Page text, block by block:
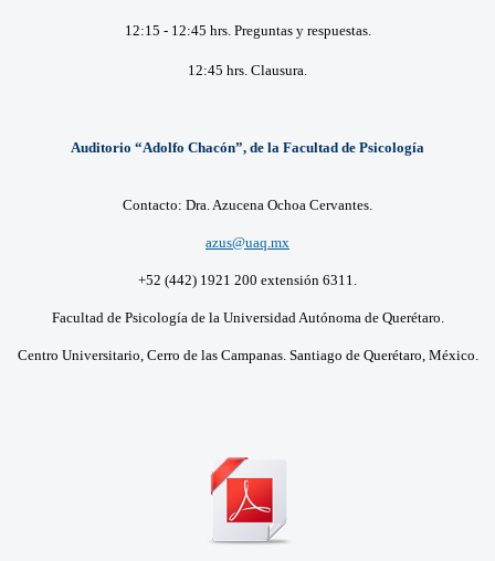
12:15 - 12:45 hrs. Preguntas y respuestas.
12:45 hrs. Clausura.
Auditorio “Adolfo Chacón”, de la Facultad de Psicología
Contacto: Dra. Azucena Ochoa Cervantes.
azus@uaq.mx
+52 (442) 1921 200 extensión 6311.
Facultad de Psicología de la Universidad Autónoma de Querétaro.
Centro Universitario, Cerro de las Campanas. Santiago de Querétaro, México.